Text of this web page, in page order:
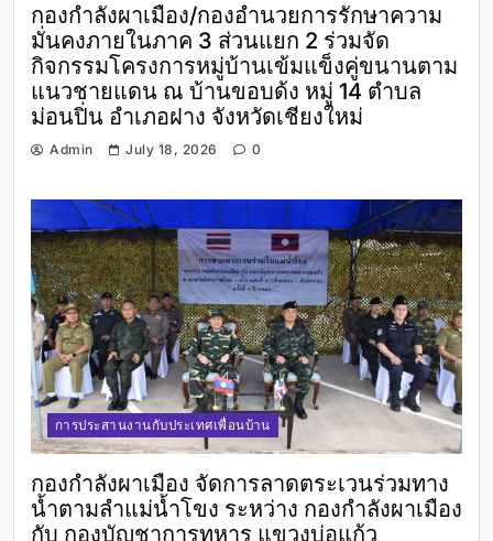
กองกำลังผาเมือง/กองอำนวยการรักษาความ
มั่นคงภายในภาค 3 ส่วนแยก 2 ร่วมจัด
กิจกรรมโครงการหมู่บ้านเข้มแข็งคู่ขนานตาม
แนวชายแดน ณ บ้านขอบด้ง หมู่ 14 ตำบล
ม่อนปิ่น อำเภอฝาง จังหวัดเชียงใหม่
Admin July 18, 2026 0
การประสานงานกับประเทศเพื่อนบ้าน
กองกำลังผาเมือง จัดการลาดตระเวนร่วมทาง
น้ำตามลำแม่น้ำโขง ระหว่าง กองกำลังผาเมือง
กับ กองบัญชาการทหาร แขวงบ่อแก้ว